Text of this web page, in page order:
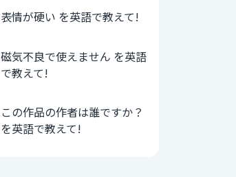
表情が硬い を英語で教えて!
磁気不良で使えません を英語
で教えて!
この作品の作者は誰ですか？
を英語で教えて!